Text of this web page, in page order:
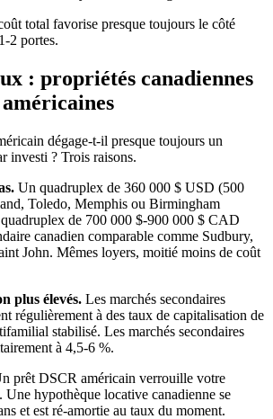
total favorise presque toujours le côté
2 portes.
: propriétés canadiennes
dégage-t-il presque toujours un
investi ? Trois raisons.
Un quadruplex de 360 000 $ USD (500
Toledo, Memphis ou Birmingham
de 700 000 $-900 000 $ CAD
canadien comparable comme Sudbury,
John. Mêmes loyers, moitié moins de coût
plus élevés. Les marchés secondaires
régulièrement à des taux de capitalisation de
stabilisé. Les marchés secondaires
à 4,5-6 %.
prêt DSCR américain verrouille votre
Une hypothèque locative canadienne se
et est ré-amortie au taux du moment.